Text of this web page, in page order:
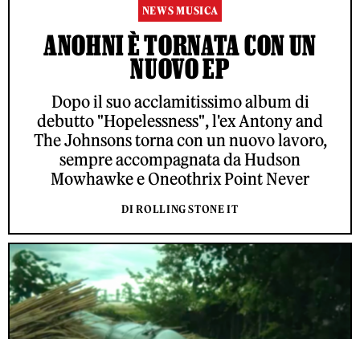
NEWS MUSICA
ANOHNI È TORNATA CON UN
NUOVO EP
Dopo il suo acclamitissimo album di
debutto "Hopelessness", l'ex Antony and
The Johnsons torna con un nuovo lavoro,
sempre accompagnata da Hudson
Mowhawke e Oneothrix Point Never
DI ROLLING STONE IT